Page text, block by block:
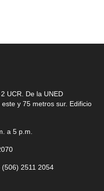
UCR. De la UNED
y 75 metros sur. Edificio
a 5 p.m.
(506) 2511 2054